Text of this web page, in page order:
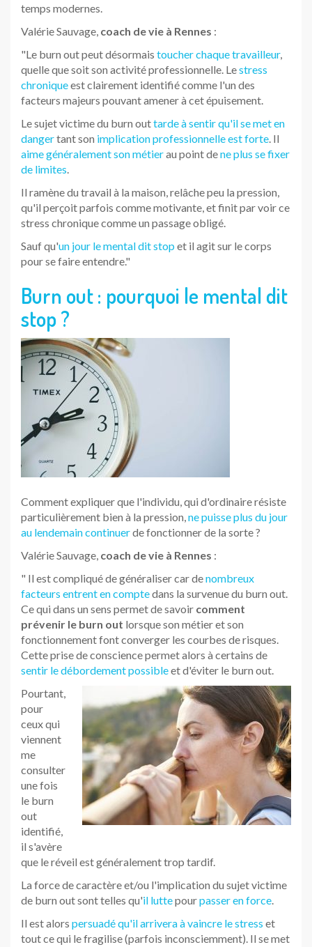
temps modernes.
Valérie Sauvage, coach de vie à Rennes :
"Le burn out peut désormais toucher chaque travailleur,
quelle que soit son activité professionnelle. Lestress
chroniqueest clairement identifié comme l'un des
facteurs majeurs pouvant amener à cet épuisement.
Le sujet victime du burn outtarde à sentir qu'il se met en
dangertant son implication professionnelle est forte . Il
aime généralement son métierau point dene plus se fixer
de limites
Il ramène du travail à la maison, relâche peu la pression,
qu'il perçoit parfois comme motivante, et finit par voir ce
stress chronique comme un passage obligé.
Sauf qu'un jour le mental dit stop et il agit sur le corps
pour se faire entendre."
Burn out : pourquoi le mental dit
stop ?
Comment expliquer que l'individu, qui d'ordinaire résiste
particulièrement bien à la pression, ne puisse plus du jour
au lendemain continuerde fonctionner de la sorte ?
Valérie Sauvage, coach de vie à Rennes :
" Il est compliqué de généraliser car denombreux
facteurs entrent en comptedans la survenue du burn out.
Ce qui dans un sens permet de savoir comment
prévenir le burn out lorsque son métier et son
fonctionnement font converger les courbes de risques.
Cette prise de conscience permet alors à certains de
sentir le débordement possibleet d'éviter le burn out.
Pourtant,
pour
ceux qui
viennent
me
consulter
une fois
le burn
out
identifié,
il s'avère
que le réveil est généralement trop tardif.
La force de caractère et/ou l'implication du sujet victime
de burn out sont telles qu'il luttepourpasser en force
Il est alors persuadé qu'il arrivera à vaincre le stress et
tout ce qui le fragilise (parfois inconsciemment). Il se met